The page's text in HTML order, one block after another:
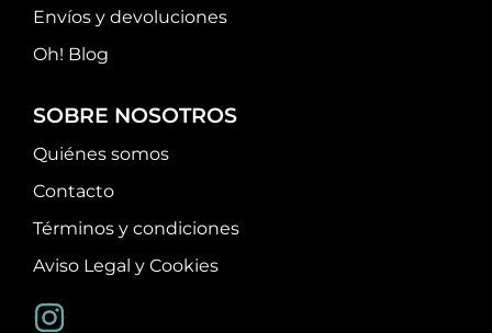
Envíos y devoluciones
Oh! Blog
SOBRE NOSOTROS
Quiénes somos
Contacto
Términos y condiciones
Aviso Legal y Cookies